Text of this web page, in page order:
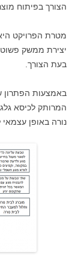
הצורך בפיתוח
מטרת הפרויקט
יצירת ממשק
בעת הצורך.
באמצעות הפתרון
המרותק לכיסא
נורה באופן עצמאי